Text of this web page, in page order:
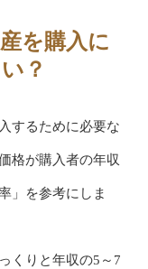
を購入に
？
するために必要な
格が購入者の年収
」を参考にしま
くりと年収の5～7